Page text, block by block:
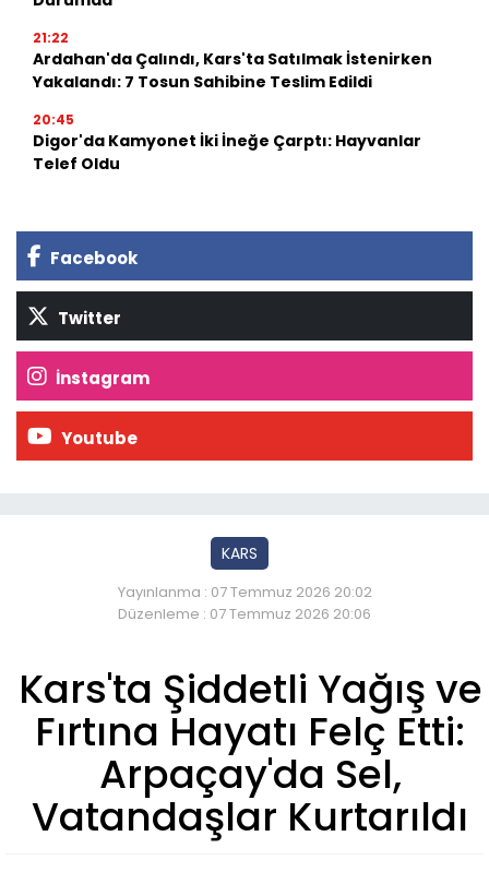
21:22
Ardahan'da Çalındı, Kars'ta Satılmak İstenirken
Yakalandı: 7 Tosun Sahibine Teslim Edildi
20:45
Digor'da Kamyonet İki İneğe Çarptı: Hayvanlar
Telef Oldu
Facebook
Twitter
İnstagram
Youtube
KARS
Yayınlanma : 07 Temmuz 2026 20:02
Düzenleme : 07 Temmuz 2026 20:06
Kars'ta Şiddetli Yağış ve
Fırtına Hayatı Felç Etti:
Arpaçay'da Sel,
Vatandaşlar Kurtarıldı